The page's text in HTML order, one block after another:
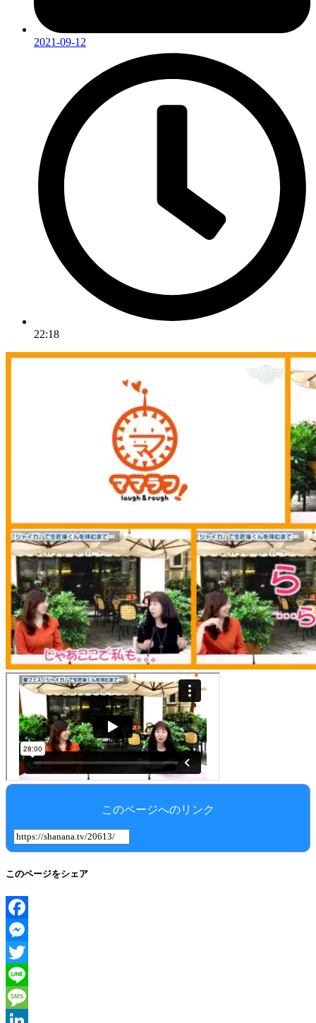
2021-09-12
22:18
このページへのリンク
このページをシェア
Facebook
Messenger
Twitter
Line
Message